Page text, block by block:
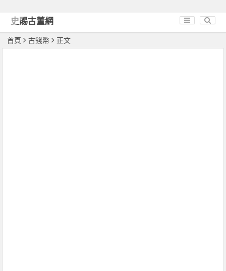
史賜古董網
首頁 古錢幣 正文